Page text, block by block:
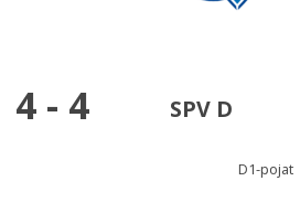
4 - 4 SPV D
D1-pojat